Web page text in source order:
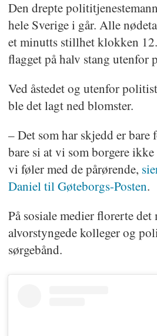
Den drepte
hele Sverige i går. Alle
et minutts stillhet klokken
flagget på halv stang utenfor
Ved åstedet og utenfor
ble det lagt ned blomster.
– Det som har skjedd er
bare si at vi som borgere
vi føler med de pårørende,
Daniel til Gøteborgs-Posten.
På sosiale medier florerte det
alvorstyngede kolleger og
sørgebånd.